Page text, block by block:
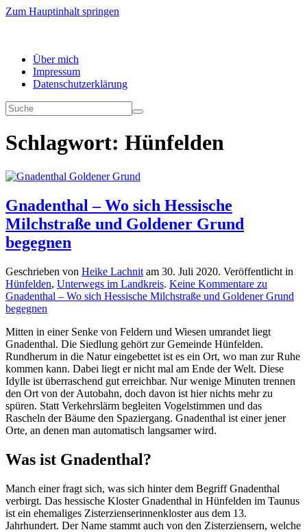
Zum Hauptinhalt springen
Über mich
Impressum
Datenschutzerklärung
Schlagwort: Hünfelden
Gnadenthal – Wo sich Hessische
Milchstraße und Goldener Grund
begegnen
Geschrieben von Heike Lachnit am 30. Juli 2020. Veröffentlicht in
Hünfelden, Unterwegs im Landkreis. Keine Kommentare zu
Gnadenthal – Wo sich Hessische Milchstraße und Goldener Grund
begegnen
Mitten in einer Senke von Feldern und Wiesen umrandet liegt
Gnadenthal. Die Siedlung gehört zur Gemeinde Hünfelden.
Rundherum in die Natur eingebettet ist es ein Ort, wo man zur Ruhe
kommen kann. Dabei liegt er nicht mal am Ende der Welt. Diese
Idylle ist überraschend gut erreichbar. Nur wenige Minuten trennen
den Ort von der Autobahn, doch davon ist hier nichts mehr zu
spüren. Statt Verkehrslärm begleiten Vogelstimmen und das
Rascheln der Bäume den Spaziergang. Gnadenthal ist einer jener
Orte, an denen man automatisch langsamer wird.
Was ist Gnadenthal?
Manch einer fragt sich, was sich hinter dem Begriff Gnadenthal
verbirgt. Das hessische Kloster Gnadenthal in Hünfelden im Taunus
ist ein ehemaliges Zisterzienserinnenkloster aus dem 13.
Jahrhundert. Der Name stammt auch von den Zisterziensern, welche